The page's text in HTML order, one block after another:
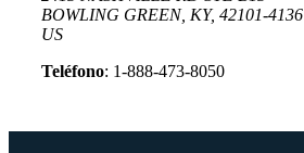
BOWLING GREEN, KY, 42101-4136
US
Teléfono: 1-888-473-8050